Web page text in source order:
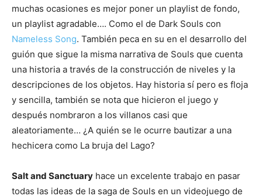
muchas ocasiones es mejor poner un playlist de fondo,
un playlist agradable…. Como el de Dark Souls con
Nameless Song. También peca en su en el desarrollo del
guión que sigue la misma narrativa de Souls que cuenta
una historia a través de la construcción de niveles y la
descripciones de los objetos. Hay historia sí pero es floja
y sencilla, también se nota que hicieron el juego y
después nombraron a los villanos casi que
aleatoriamente… ¿A quién se le ocurre bautizar a una
hechicera como La bruja del Lago?
Salt and Sanctuary hace un excelente trabajo en pasar
todas las ideas de la saga de Souls en un videojuego de